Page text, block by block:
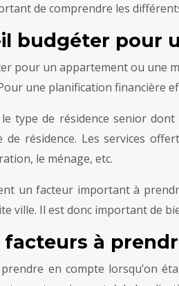
de comprendre les
budgéter pour
pour un appartement ou une
une planification financière
type de résidence senior
résidence. Les services
le ménage, etc.
un facteur important à
ville. Il est donc important de
facteurs à
en compte lorsqu’on